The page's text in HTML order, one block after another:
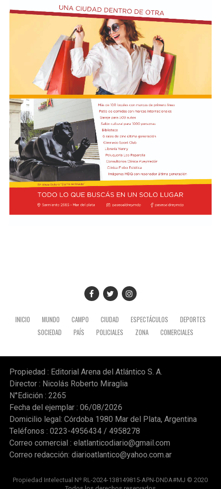
INICIO MUNDO CAMPO CIUDAD ESPECTÁCULOS
DEPORTES
SOCIEDAD
PAÍS POLICIALES ZONA COMERCIALES
Propiedad : Editorial Arena del Atlántico S. A.
Director : Nicolás Roberto Miraglia
N°Edición : 2265
Fecha del ejemplar : 06/08/2026
Domicilio legal: Córdoba 1980 Mar del Plata, Argentina
Teléfonos : 0223-4956434 / 4958278
Correo comercial : elatlanticodiario@gmail.com
Correo redacción: diarioatlantico@yahoo.com.ar
Propiedad Intelectual Nº RL-2024-138149815-APN-DNDA#MJ © 2020